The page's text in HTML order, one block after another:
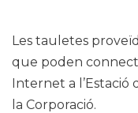
Les tauletes
que poden
Internet a l’Estació
la Corporació.